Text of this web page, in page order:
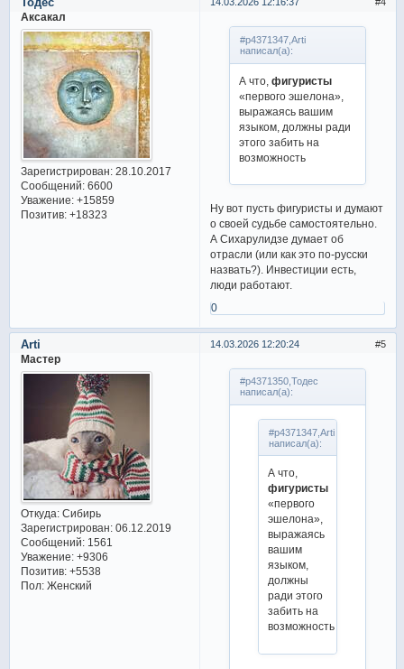
Аксакал
Зарегистрирован: 28.10.2017
Сообщений:6600
Уважение: +15859
Позитив: +18323
#p4371347,Arti
написал(а):
А что,фигуристы
«первого эшелона»,
выражаясь вашим
языком, должны ради
этого забить на
возможность
Ну вот пусть фигуристы и думают
о своей судьбе самостоятельно.
А Сихарулидзе думает об
отрасли (или как это по-русски
назвать?). Инвестиции есть,
люди работают.
0
5
14.03.2026 12:20:24
Arti
Мастер
Откуда:Сибирь
Зарегистрирован: 06.12.2019
Сообщений:1561
Уважение: +9306
Позитив: +5538
Пол:Женский
#p4371350,Тодес
написал(а):
#p4371347,Arti
написал(а):
А что,
фигуристы
«первого
эшелона»,
выражаясь
вашим
языком,
должны
ради этого
забить на
возможность